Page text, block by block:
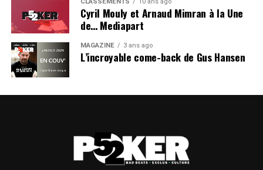
Sport ou poker ?
DON'T MISS
Cérémonie de remise du bracelet WSOP d'Aubin Cazals
CLASSEMENTS 10 ans ago
Cyril Mouly et Arnaud Mimran à la Une
de… Mediapart
MAGAZINE 3 ans ago
L’incroyable come-back de Gus Hansen